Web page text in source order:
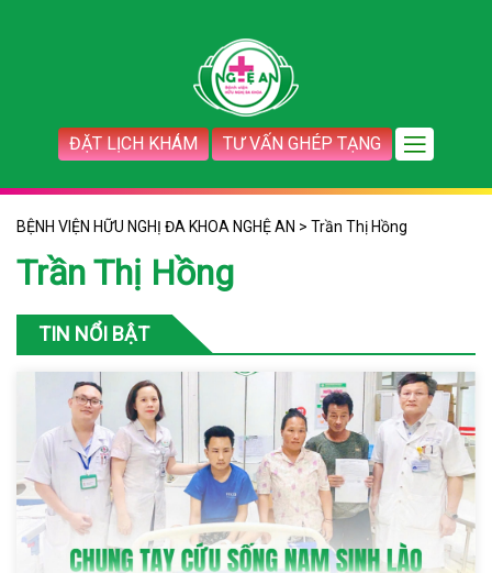
ĐẶT LỊCH KHÁM TƯ VẤN GHÉP TẠNG
BỆNH VIỆN HỮU NGHỊ ĐA KHOA NGHỆ AN > Trần Thị Hồng
Trần Thị Hồng
TIN NỔI BẬT